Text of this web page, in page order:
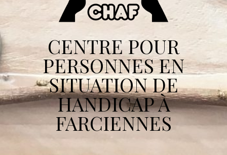
CENTRE POUR
PERSONNES EN
SITUATION DE
HANDICAP À
FARCIENNES